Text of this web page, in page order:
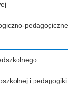
i pedagogiki